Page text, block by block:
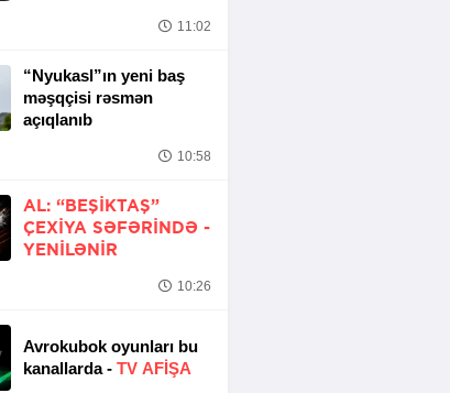
11:02
“Nyukasl”ın yeni baş
məşqçisi rəsmən
açıqlanıb
10:58
AL: “BEŞIKTAŞ”
ÇEXIYA SƏFƏRINDƏ -
YENİLƏNİR
10:26
Avrokubok oyunları bu
kanallarda - TV AFİŞA